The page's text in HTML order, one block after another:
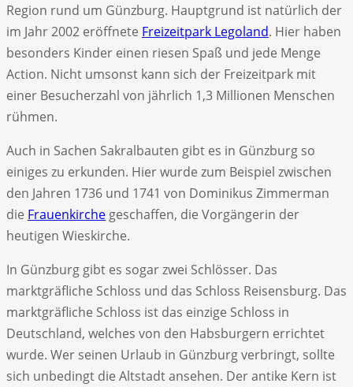
Region rund um Günzburg. Hauptgrund ist natürlich der
im Jahr 2002 eröffnete Freizeitpark Legoland. Hier haben
besonders Kinder einen riesen Spaß und jede Menge
Action. Nicht umsonst kann sich der Freizeitpark mit
einer Besucherzahl von jährlich 1,3 Millionen Menschen
rühmen.
Auch in Sachen Sakralbauten gibt es in Günzburg so
einiges zu erkunden. Hier wurde zum Beispiel zwischen
den Jahren 1736 und 1741 von Dominikus Zimmerman
die Frauenkirche geschaffen, die Vorgängerin der
heutigen Wieskirche.
In Günzburg gibt es sogar zwei Schlösser. Das
marktgräfliche Schloss und das Schloss Reisensburg. Das
marktgräfliche Schloss ist das einzige Schloss in
Deutschland, welches von den Habsburgern errichtet
wurde. Wer seinen Urlaub in Günzburg verbringt, sollte
sich unbedingt die Altstadt ansehen. Der antike Kern ist